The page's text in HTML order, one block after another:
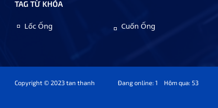
TAG TỪ KHÓA
Lốc Ống Cuốn Ống
Copyright © 2023 tan thanh Đang online: 1 Hôm qua: 53